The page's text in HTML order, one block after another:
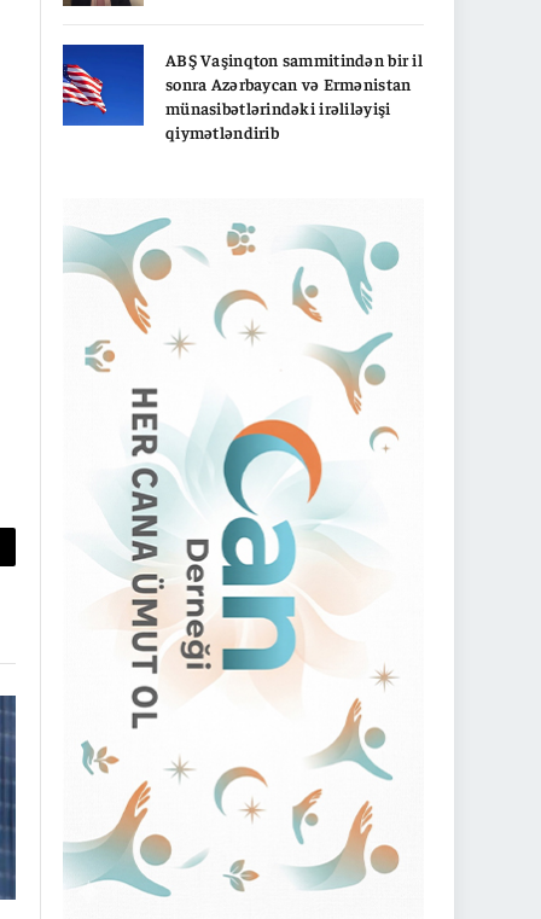
ABŞ Vaşinqton sammitindən bir il
sonra Azərbaycan və Ermənistan
münasibətlərindəki irəliləyişi
qiymətləndirib